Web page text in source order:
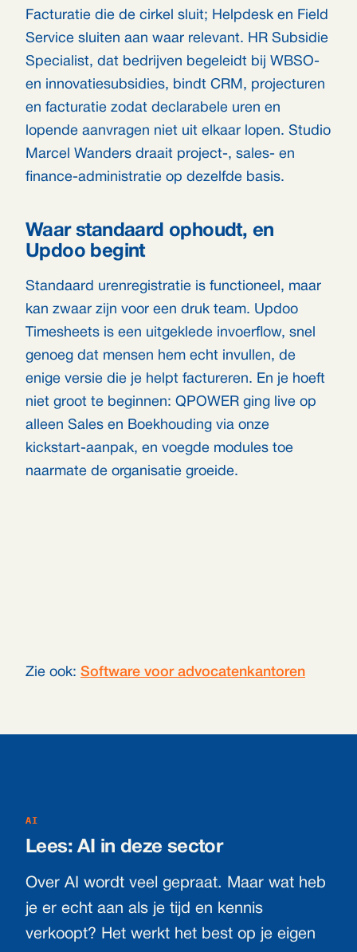
Facturatie die de cirkel sluit; Helpdesk en Field
Service sluiten aan waar relevant. HR Subsidie
Specialist, dat bedrijven begeleidt bij WBSO-
en innovatiesubsidies, bindt CRM, projecturen
en facturatie zodat declarabele uren en
lopende aanvragen niet uit elkaar lopen. Studio
Marcel Wanders draait project-, sales- en
finance-administratie op dezelfde basis.
Waar standaard ophoudt, en
Updoo begint
Standaard urenregistratie is functioneel, maar
kan zwaar zijn voor een druk team. Updoo
Timesheets is een uitgeklede invoerflow, snel
genoeg dat mensen hem echt invullen, de
enige versie die je helpt factureren. En je hoeft
niet groot te beginnen: QPOWER ging live op
alleen Sales en Boekhouding via onze
kickstart-aanpak, en voegde modules toe
naarmate de organisatie groeide.
Zie ook: Software voor advocatenkantoren
AI
Lees: AI in deze sector
Over AI wordt veel gepraat. Maar wat heb
je er echt aan als je tijd en kennis
verkoopt? Het werkt het best op je eigen